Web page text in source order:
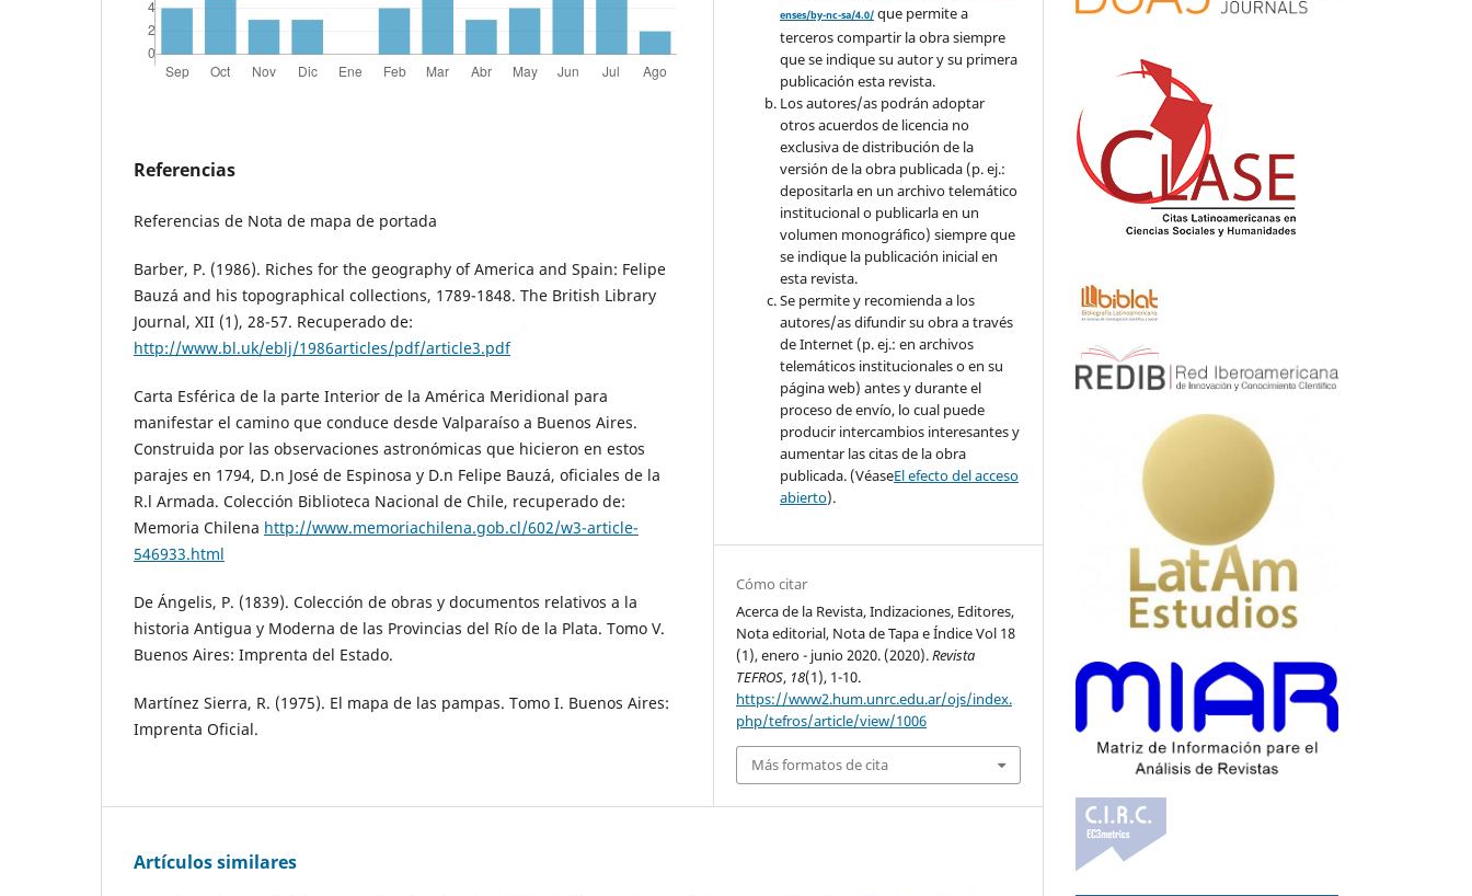
Referencias
Referencias de Nota de mapa de portada
Barber, P. (1986). Riches for the geography of America and Spain: Felipe
Bauzá and his topographical collections, 1789-1848. The British Library
Journal, XII (1), 28-57. Recuperado de:
http://www.bl.uk/eblj/1986articles/pdf/article3.pdf
Carta Esférica de la parte Interior de la América Meridional para
manifestar el camino que conduce desde Valparaíso a Buenos Aires.
Construida por las observaciones astronómicas que hicieron en estos
parajes en 1794, D.n José de Espinosa y D.n Felipe Bauzá, oficiales de la
R.l Armada. Colección Biblioteca Nacional de Chile, recuperado de:
Memoria Chilena http://www.memoriachilena.gob.cl/602/w3-article-
546933.html
De Ángelis, P. (1839). Colección de obras y documentos relativos a la
historia Antigua y Moderna de las Provincias del Río de la Plata. Tomo V.
Buenos Aires: Imprenta del Estado.
Martínez Sierra, R. (1975). El mapa de las pampas. Tomo I. Buenos Aires:
Imprenta Oficial.
enses/by-nc-sa/4.0/ que permite a
terceros compartir la obra siempre
que se indique su autor y su primera
publicación esta revista.
Los autores/as podrán adoptar
otros acuerdos de licencia no
exclusiva de distribución de la
versión de la obra publicada (p. ej.:
depositarla en un archivo telemático
institucional o publicarla en un
volumen monográfico) siempre que
se indique la publicación inicial en
esta revista.
Se permite y recomienda a los
autores/as difundir su obra a través
de Internet (p. ej.: en archivos
telemáticos institucionales o en su
página web) antes y durante el
proceso de envío, lo cual puede
producir intercambios interesantes y
aumentar las citas de la obra
publicada. (VéaseEl efecto del acceso
abierto).
Cómo citar
Acerca de la Revista, Indizaciones, Editores,
Nota editorial, Nota de Tapa e Índice Vol 18
(1), enero - junio 2020. (2020).Revista
TEFROS, 18(1), 1-10.
https://www2.hum.unrc.edu.ar/ojs/index.
php/tefros/article/view/1006
Más formatos de cita
Artículos similares